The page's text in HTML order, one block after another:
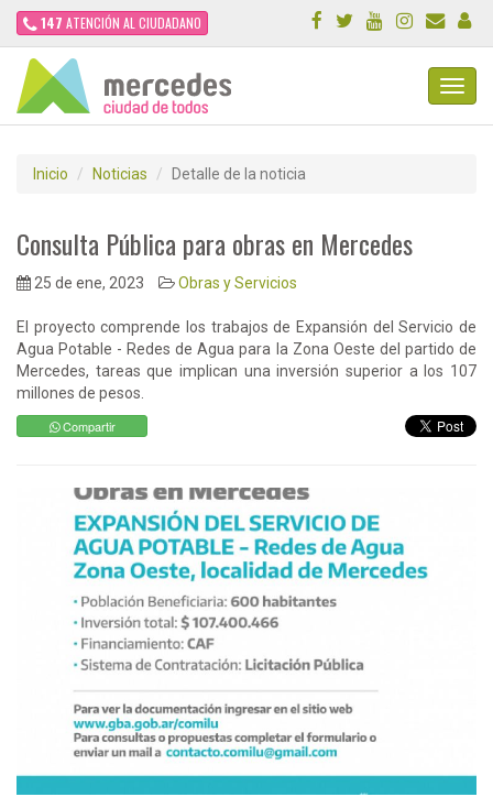
147 ATENCIÓN AL CIUDADANO
Inicio Noticias Detalle de la noticia
Consulta Pública para obras en Mercedes
25 de ene, 2023 Obras y Servicios
El proyecto comprende los trabajos de Expansión del Servicio de
Agua Potable - Redes de Agua para la Zona Oeste del partido de
Mercedes, tareas que implican una inversión superior a los 107
millones de pesos.
Compartir